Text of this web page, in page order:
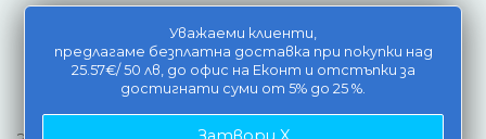
Уважаеми клиенти,
предлагаме безплатна доставка при покупки над
25.57€/ 50 лв, до офис на Еконт и отстъпки за
достигнати суми от 5% до 25 %.